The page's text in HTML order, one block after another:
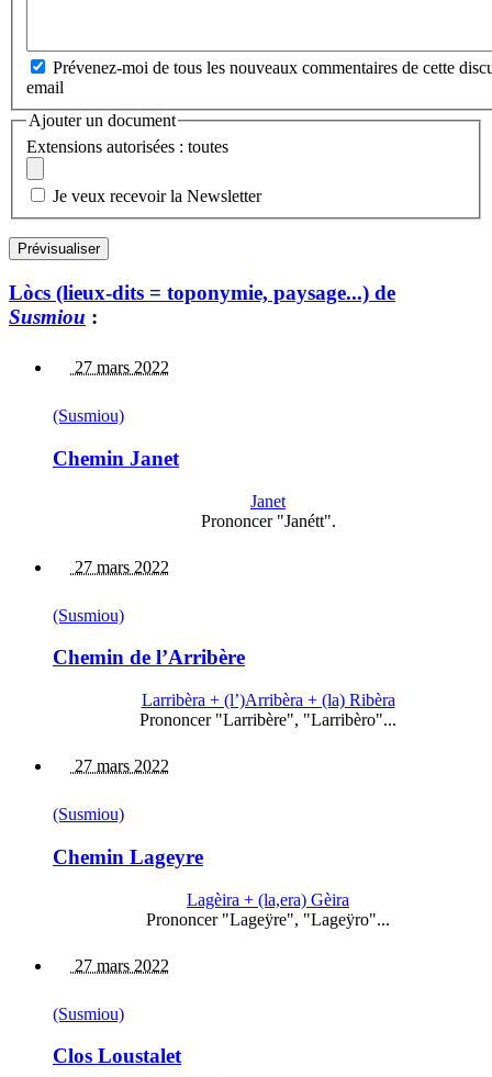
Prévenez-moi de tous les nouveaux commentaires de cette
email
Ajouter un document
Extensions autorisées : toutes
Je veux recevoir la Newsletter
Lòcs (lieux-dits = toponymie, paysage...) de
Susmiou :
27 mars 2022
(Susmiou)
Chemin Janet
Janet
Prononcer "Janétt".
27 mars 2022
(Susmiou)
Chemin de l’Arribère
Larribèra + (l’)Arribèra + (la) Ribèra
Prononcer "Larribère", "Larribèro"...
27 mars 2022
(Susmiou)
Chemin Lageyre
Lagèira + (la,era) Gèira
Prononcer "Lageÿre", "Lageÿro"...
27 mars 2022
(Susmiou)
Clos Loustalet